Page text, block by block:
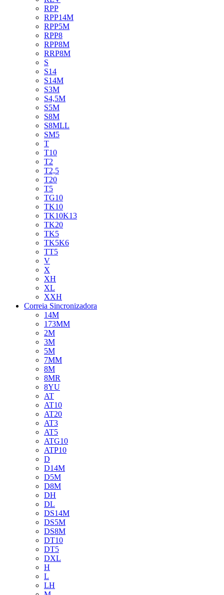
RPP
RPP14M
RPP5M
RPP8
RPP8M
RRP8M
S
S14
S14M
S3M
S4,5M
S5M
S8M
S8MLL
SM5
T
T10
T2
T2,5
T20
T5
TG10
TK10
TK10K13
TK20
TK5
TK5K6
TT5
V
X
XH
XL
XXH
Correia Sincronizadora
14M
173MM
2M
3M
5M
7MM
8M
8MR
8YU
AT
AT10
AT20
AT3
AT5
ATG10
ATP10
D
D14M
D5M
D8M
DH
DL
DS14M
DS5M
DS8M
DT10
DT5
DXL
H
L
LH